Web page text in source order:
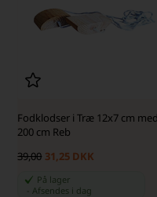
Fodklodser i Træ 12x7 cm med
200 cm Reb
39,00 31,25 DKK
På lager
Afsendes i dag